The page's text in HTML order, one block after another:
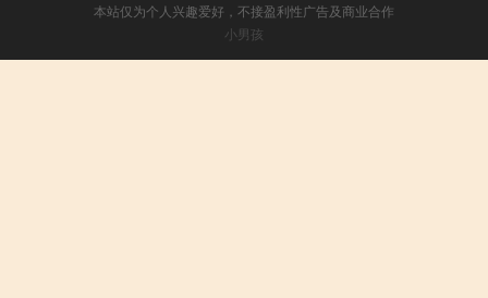
本站仅为个人兴趣爱好，不接盈利性广告及商业合作
小男孩